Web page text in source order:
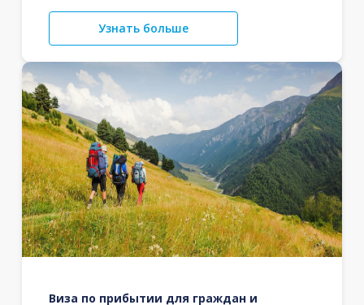
Узнать больше
Виза по прибытии для граждан и